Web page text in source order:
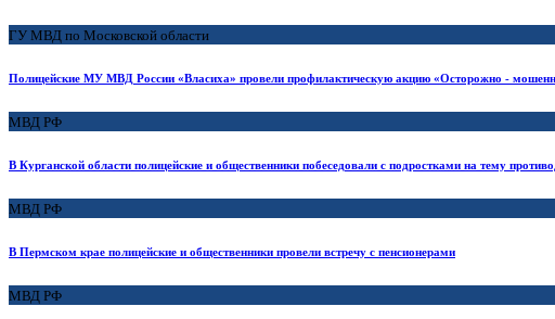
ГУ МВД по Московской области
Полицейские МУ МВД России «Власиха» провели профилактическую акцию «Осторожно -
МВД РФ
В Курганской области полицейские и общественники побеседовали с подростками на тему
МВД РФ
В Пермском крае полицейские и общественники провели встречу с пенсионерами
МВД РФ